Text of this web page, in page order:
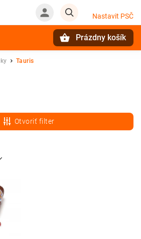
Nastavit PSČ
Prázdny košík
/ Tauris
Otvoriť filter